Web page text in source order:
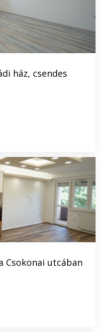
ház, csendes
Csokonai utcában